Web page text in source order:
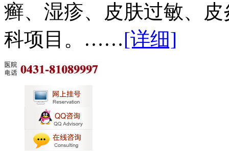
癣、湿疹、皮肤过敏、
科项目。……[详细]